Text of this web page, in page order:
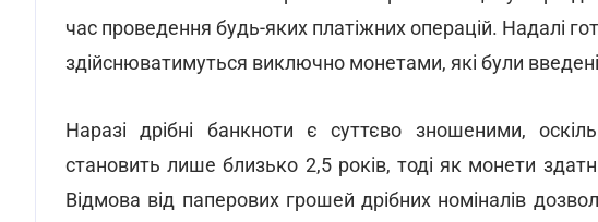
час проведення будь-яких платіжних операцій. Надалі
здійснюватимуться виключно монетами, які були
Наразі дрібні банкноти є суттєво зношеними,
становить лише близько 2,5 років, тоді як монети
Відмова від паперових грошей дрібних номіналів